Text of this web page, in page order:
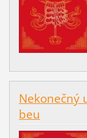
Nekonečný
beu